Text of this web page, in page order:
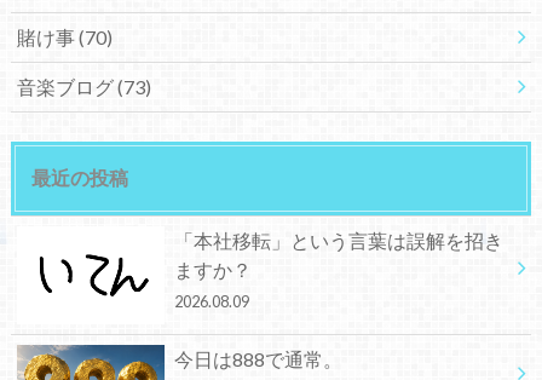
賭け事(70)
音楽ブログ(73)
最近の投稿
「本社移転」という言葉は誤解を招き
ますか？
2026.08.09
今日は888で通常。